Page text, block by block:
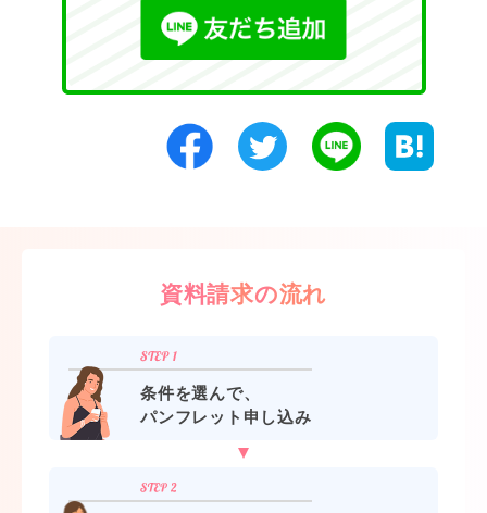
資料請求の流れ
条件を選んで、
パンフレット申し込み